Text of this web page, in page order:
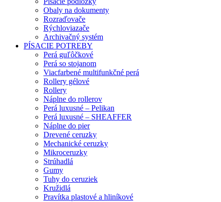
Obaly na dokumenty
Rozraďovače
Rýchloviazače
Archivačný systém
PÍSACIE POTREBY
Perá guľôčkové
Perá so stojanom
Viacfarbené multifunkčné perá
Rollery gélové
Rollery
Náplne do rollerov
Perá luxusné – Pelikan
Perá luxusné – SHEAFFER
Náplne do pier
Drevené ceruzky
Mechanické ceruzky
Mikroceruzky
Strúhadlá
Gumy
Tuhy do ceruziek
Kružidlá
Pravítka plastové a hliníkové